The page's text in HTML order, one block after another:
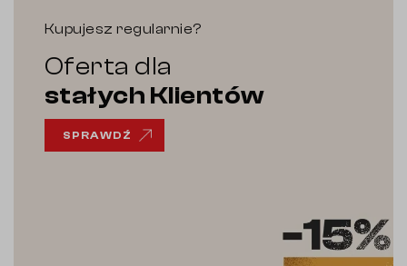
Kupujesz regularnie?
Oferta dla
stałych Klientów
SPRAWDŹ